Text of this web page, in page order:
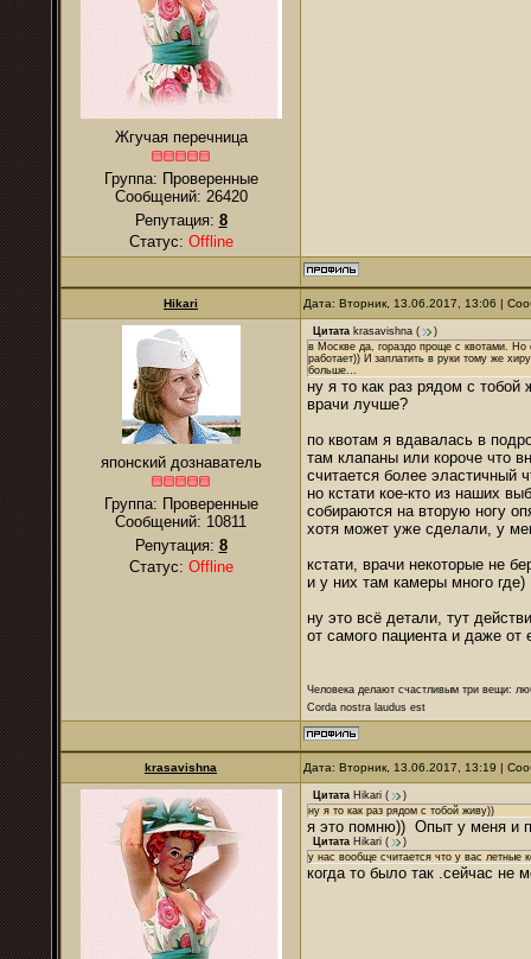
Жгучая перечница
Группа: Проверенные
Сообщений: 26420
Репутация: 8
Статус: Offline
Hikari Дата: Вторник, 13.06.2017, 13:06 |
японский дознаватель
Группа: Проверенные
Сообщений: 10811
Репутация: 8
Статус: Offline
Цитата krasavishna (
)
в Москве да, гораздо проще с квотами. Но
работает)) И заплатить в руки тому же
больше...
ну я то как раз рядом с
врачи лучше?
по квотам я вдавалась в
там клапаны или короче что
считается более эластичный
но кстати кое-кто из наших
собираются на вторую ногу
хотя может уже сделали, у
кстати, врачи некоторые не
и у них там камеры много где)
ну это всё детали, тут
от самого пациента и даже от
Человека делают счастливым три вещи:
Corda nostra laudus est
krasavishna Дата: Вторник, 13.06.2017, 13:19 |
Цитата Hikari (
)
ну я то как раз рядом с тобой живу))
я это помню)) Опыт у меня и
Цитата Hikari (
)
у нас вообще считается что у вас летные
когда то было так .сейчас не